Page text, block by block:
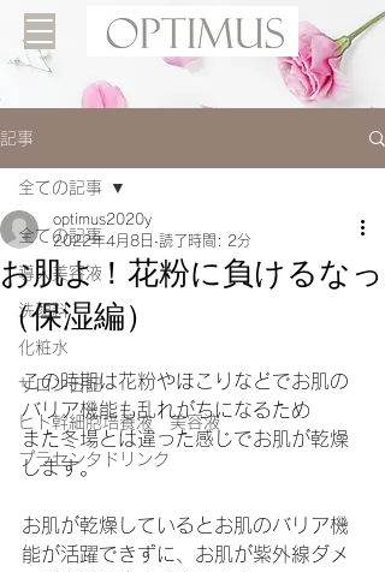
記事
全ての記事
導入美容液
洗顔料
化粧水
サロン日記
ヒト幹細胞培養液 美容液
プラセンタドリンク
全ての記事
お肌よ！花粉に負けるなっ
（保湿編）
optimus2020y
2022年4月8日 読了時間: 2分
この時期は花粉やほこりなどでお肌の
バリア機能も乱れがちになるため
また冬場とは違った感じでお肌が乾燥
します。
お肌が乾燥しているとお肌のバリア機
能が活躍できずに、お肌が紫外線ダメ